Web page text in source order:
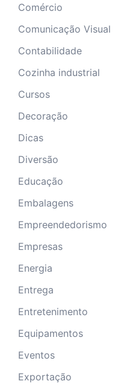
Comércio
Comunicação Visual
Contabilidade
Cozinha industrial
Cursos
Decoração
Dicas
Diversão
Educação
Embalagens
Empreendedorismo
Empresas
Energia
Entrega
Entretenimento
Equipamentos
Eventos
Exportação